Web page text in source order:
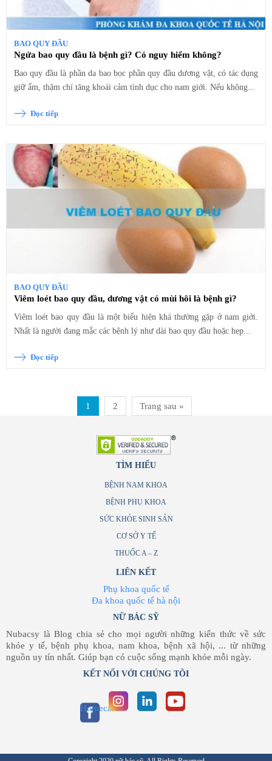
BAO QUY ĐẦU
Ngứa bao quy đầu là bệnh gì? Có nguy hiểm không?
Bao quy đầu là phần da bao bọc phần quy đầu dương vật, có tác dụng
giữ ẩm, thậm chí tăng khoái cảm tình dục cho nam giới. Nếu không...
Đọc tiếp
BAO QUY ĐẦU
Viêm loét bao quy đầu, dương vật có mùi hôi là bệnh gì?
Viêm loét bao quy đầu là một biểu hiện khá thường gặp ở nam giới.
Nhất là người đang mắc các bệnh lý như dài bao quy đầu hoặc hẹp...
Đọc tiếp
1 2 Trang sau »
TÌM HIỂU
BỆNH NAM KHOA
BỆNH PHỤ KHOA
SỨC KHỎE SINH SẢN
CƠ SỞ Y TẾ
THUỐC A – Z
LIÊN KẾT
Phụ khoa quốc tế
Đa khoa quốc tế hà nội
NỮ BÁC SỸ
Nubacsy là Blog chia sẻ cho mọi người những kiến thức về sức
khỏe y tế, bệnh phụ khoa, nam khoa, bệnh xã hội, ... từ những
nguồn uy tín nhất. Giúp bạn có cuộc sống mạnh khỏe mỗi ngày.
KẾT NỐI VỚI CHÚNG TÔI
Homecare